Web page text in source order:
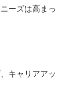
ーズは高まっ
キャリアアッ